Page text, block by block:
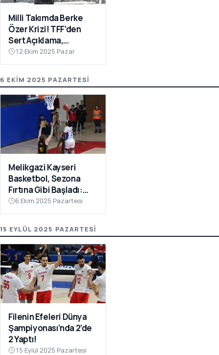
Milli Takımda Berke
Özer Krizi! TFF’den
Sert Açıklama,
Kaleciden Yanıt
Gecikmedi
12 Ekim 2025 Pazar
6 EKIM 2025 PAZARTESI
Melikgazi Kayseri
Basketbol, Sezona
Fırtına Gibi Başladı:
Dardanel Çanakkale’yi
Farklı Geçti
6 Ekim 2025 Pazartesi
15 EYLÜL 2025 PAZARTESI
Filenin Efeleri Dünya
Şampiyonası’nda 2’de
2 Yaptı!
15 Eylül 2025 Pazartesi